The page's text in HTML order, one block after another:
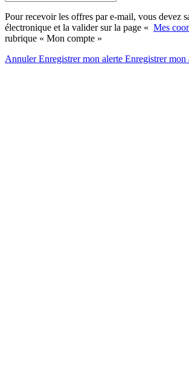
Pour recevoir les offres par e-mail, vous devez
électronique et la valider sur la page « Mes
rubrique « Mon compte »
AnnulerEnregistrer mon alerte Enregistrermon